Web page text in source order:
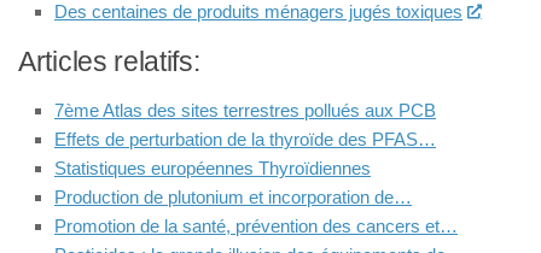
Des centaines de produits ménagers jugés toxiques
Articles relatifs:
7ème Atlas des sites terrestres pollués aux PCB
Effets de perturbation de la thyroïde des PFAS…
Statistiques européennes Thyroïdiennes
Production de plutonium et incorporation de…
Promotion de la santé, prévention des cancers et…